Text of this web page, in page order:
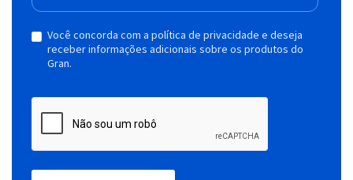
Você concorda com a política de privacidade e deseja
receber informações adicionais sobre os produtos do
Gran.